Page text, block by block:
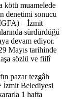
kötü muamelede
denetimi sonucu
– İzmit
sürdürdüğü
devam ediyor.
Mayıs tarihinde
sözlü ve fiilî
pazar tezgâh
İzmit Belediyesi
1 hafta